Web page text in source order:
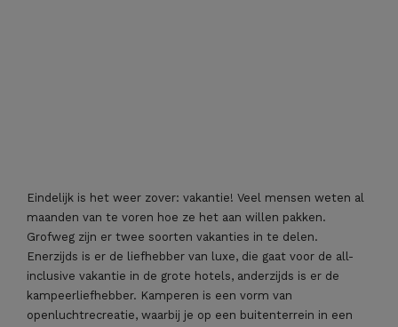
Eindelijk is het weer zover: vakantie! Veel mensen weten al
maanden van te voren hoe ze het aan willen pakken.
Grofweg zijn er twee soorten vakanties in te delen.
Enerzijds is er de liefhebber van luxe, die gaat voor de all-
inclusive vakantie in de grote hotels, anderzijds is er de
kampeerliefhebber. Kamperen is een vorm van
openluchtrecreatie, waarbij je op een buitenterrein in een